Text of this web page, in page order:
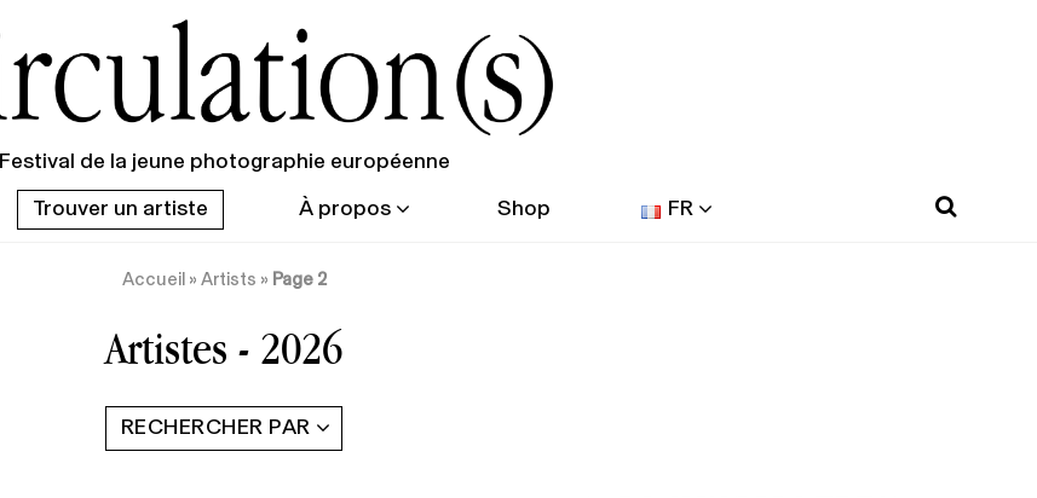
Festival de la jeune photographie européenne
Trouver un artiste À propos Shop FR
Accueil » Artists » Page 2
Artistes - 2026
RECHERCHER PAR